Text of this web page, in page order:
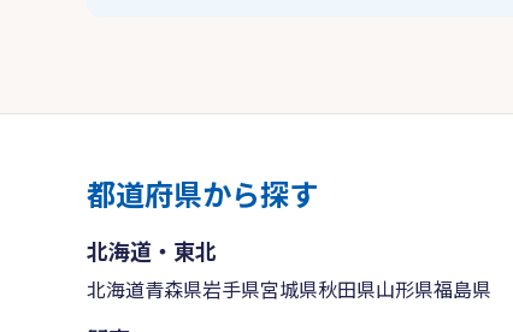
都道府県から探す
北海道・東北
北海道青森県岩手県宮城県秋田県山形県福島県